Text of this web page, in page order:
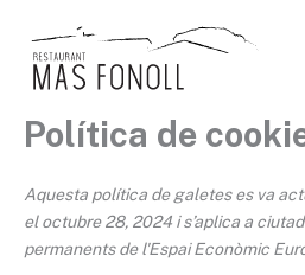
contingut
Política de
Aquesta política de galetes es va
el octubre 28, 2024 i s’aplica a
permanents de l'Espai Econòmic